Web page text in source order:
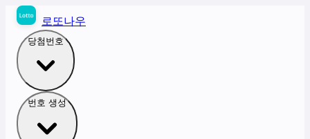
로또나우
당첨번호
번호 생성